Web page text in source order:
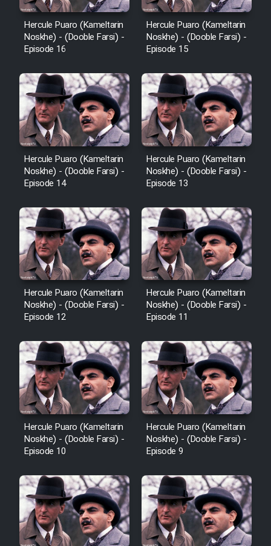
Hercule Puaro (Kameltarin
Noskhe) - (Dooble Farsi) -
Episode 16
Hercule Puaro (Kameltarin
Noskhe) - (Dooble Farsi) -
Episode 15
Hercule Puaro (Kameltarin
Noskhe) - (Dooble Farsi) -
Episode 14
Hercule Puaro (Kameltarin
Noskhe) - (Dooble Farsi) -
Episode 13
Hercule Puaro (Kameltarin
Noskhe) - (Dooble Farsi) -
Episode 12
Hercule Puaro (Kameltarin
Noskhe) - (Dooble Farsi) -
Episode 11
Hercule Puaro (Kameltarin
Noskhe) - (Dooble Farsi) -
Episode 10
Hercule Puaro (Kameltarin
Noskhe) - (Dooble Farsi) -
Episode 9